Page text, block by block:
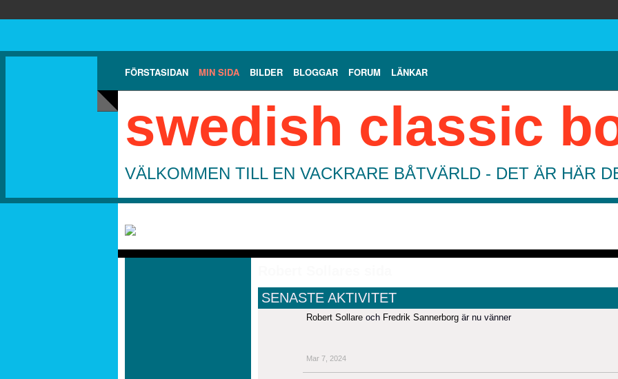
FÖRSTASIDAN MIN SIDA BILDER BLOGGAR FORUM LÄNKAR
swedish classic
VÄLKOMMEN TILL EN VACKRARE BÅTVÄRLD - DET ÄR HÄR
SENASTE AKTIVITET
Robert Sollare och Fredrik Sannerborg är nu vänner
Mar 7, 2024